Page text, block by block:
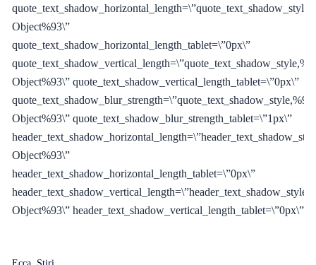
Object%93\”
quote_text_shadow_horizontal_length_tablet=\”0px\”
Object%93\” quote_text_shadow_vertical_length_tablet=\”0px\”
Object%93\” quote_text_shadow_blur_strength_tablet=\”1px\”
Object%93\”
header_text_shadow_horizontal_length_tablet=\”0px\”
Object%93\” header_text_shadow_vertical_length_tablet=\”0px\”
,